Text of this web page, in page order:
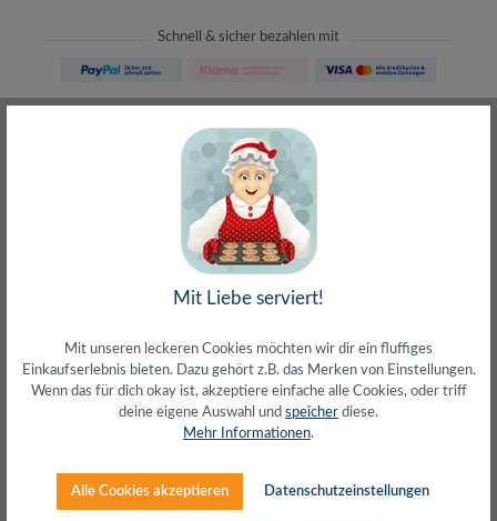
Schnell & sicher bezahlen mit
meist direkt aus Waiblingen
30 Tage Rückgaberecht
ohne Risiko bestellen
– Frag den Profi!
kostenlos und persönlich
Über 20+ Jahre Erfahrung
wir wissen von was wir sprechen
AluminiumdrahtFlexibler PVC MantelTIA/…
Mit Liebe serviert!
Mit unseren leckeren Cookies möchten wir dir ein fluffiges
Einkaufserlebnis bieten. Dazu gehört z.B. das Merken von Einstellungen.
Wenn das für dich okay ist, akzeptiere einfache alle Cookies, oder triff
deine eigene Auswahl und speicher diese.
Mehr Informationen.
Alle Cookies akzeptieren Datenschutzeinstellungen